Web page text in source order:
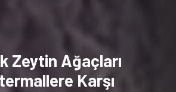
Zeytin Ağaçları
Karşı